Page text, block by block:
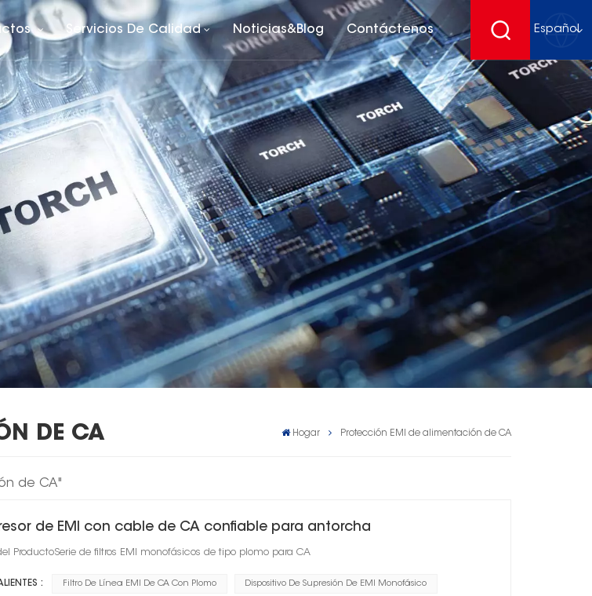
Servicios De Calidad Noticias&Blog Contáctenos Español
English
français
Deutsch
español
DE CA Hogar Protección EMI de alimentación de CA
de CA"
de EMI con cable de CA confiable para antorcha
ProductoSerie de filtros EMI monofásicos de tipo plomo para CA
: Filtro De Línea EMI De CA Con Plomo Dispositivo De Supresión De EMI Monofásico